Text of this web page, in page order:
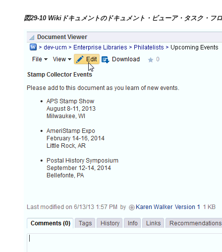
図29-10 Wikiドキュメントのドキュメント・ビューア・タスク・フ